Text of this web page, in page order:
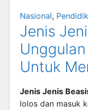
Nasional,
Jenis
Untuk
Jenis Jenis
lolos dan masuk